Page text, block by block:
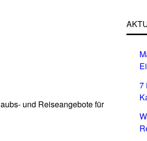
und Reiseangebote für
7